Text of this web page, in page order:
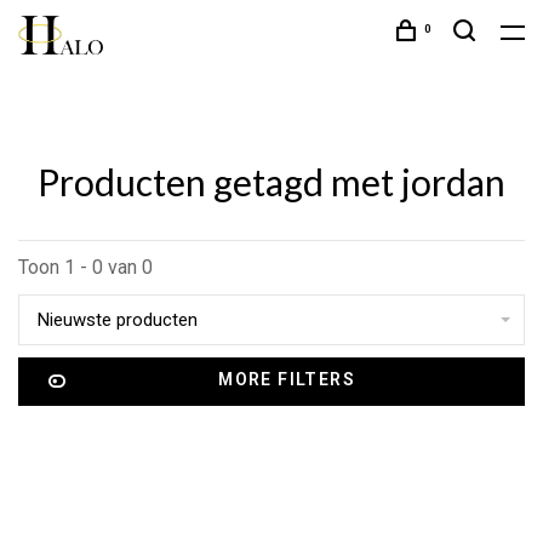
0
Producten getagd met jordan
Toon 1 - 0 van 0
Nieuwste producten
MORE FILTERS